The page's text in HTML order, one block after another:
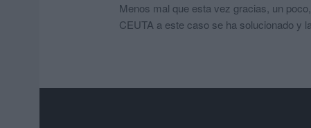
Menos mal que esta vez gracias, un
CEUTA a este caso se ha solucionado y